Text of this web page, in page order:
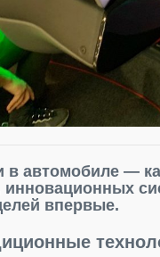
в автомобиле —
впервые.